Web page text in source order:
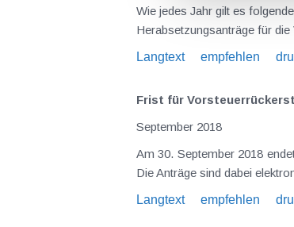
Wie jedes Jahr gilt es
Herabsetzungsanträge für
Langtext
empfehlen
Frist für
September 2018
Am 30. September 2018
Die Anträge sind dabei
Langtext
empfehlen